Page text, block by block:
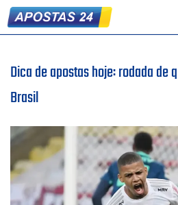
Dica de apostas hoje: rodada de
Brasil